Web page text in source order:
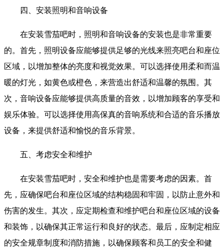
四、安装照明和音响设备
在安装雪茄吧时，照明和音响设备的安装也是非常重要
的。首先，照明设备应能够提供足够的光线来照亮吧台和座位
区域，以增加整体的亮度和视觉效果。可以选择使用柔和而温
暖的灯光，如黄色或橙色，来营造出舒适和温馨的氛围。其
次，音响设备应能够提供高质量的音效，以增加顾客的享受和
娱乐体验。可以选择使用高保真的音响系统和合适的音乐播放
设备，来提供舒适和愉悦的音乐背景。
五、考虑安全和维护
在安装雪茄吧时，安全和维护也是需要考虑的因素。首
先，应确保吧台和座位区域的结构稳固和牢固，以防止意外和
伤害的发生。其次，应定期检查和维护吧台和座位区域的设备
和装饰，以确保其正常运行和良好的状态。最后，应制定相应
的安全规章制度和消防措施，以确保顾客和员工的安全和健